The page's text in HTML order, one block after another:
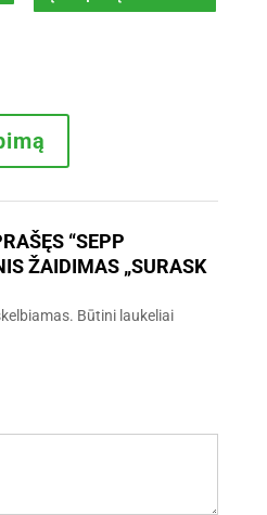
was: is:
“SEPP
ŽAIDIMAS „SURASK
Būtini laukeliai